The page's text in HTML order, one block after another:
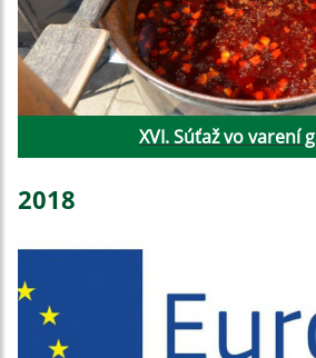
XVI. Súťaž vo varení
2018